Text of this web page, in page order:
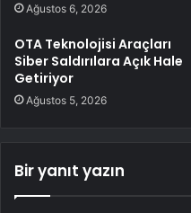
Ağustos 6, 2026
OTA Teknolojisi Araçları
Siber Saldırılara Açık Hale
Getiriyor
Ağustos 5, 2026
Bir yanıt yazın